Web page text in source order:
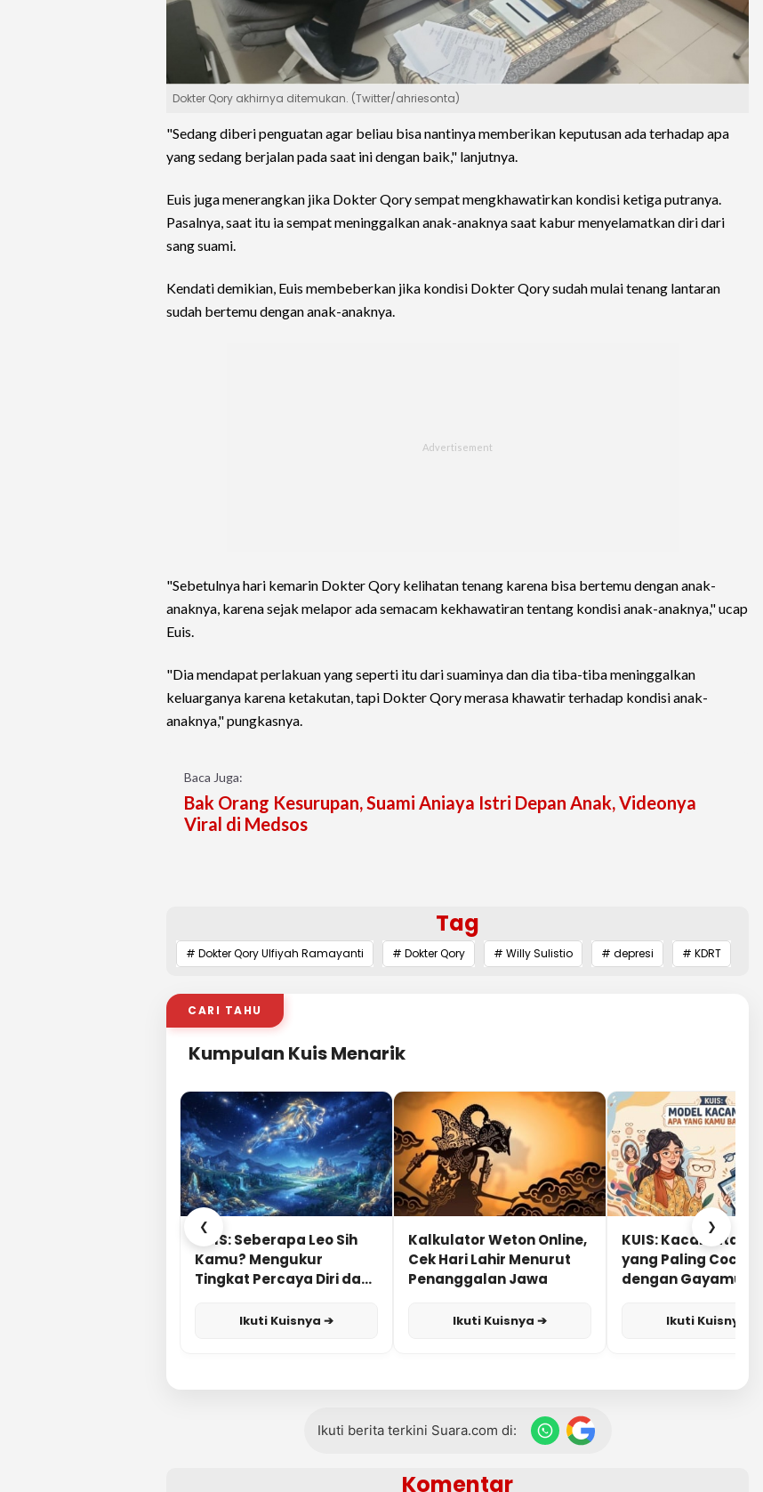
Dokter Qory akhirnya ditemukan. (Twitter/ahriesonta)
"Sedang diberi penguatan agar beliau bisa nantinya memberikan keputusan ada terhadap apa
yang sedang berjalan pada saat ini dengan baik," lanjutnya.
Euis juga menerangkan jika Dokter Qory sempat mengkhawatirkan kondisi ketiga putranya.
Pasalnya, saat itu ia sempat meninggalkan anak-anaknya saat kabur menyelamatkan diri dari
sang suami.
Kendati demikian, Euis membeberkan jika kondisi Dokter Qory sudah mulai tenang lantaran
sudah bertemu dengan anak-anaknya.
"Sebetulnya hari kemarin Dokter Qory kelihatan tenang karena bisa bertemu dengan anak-
anaknya, karena sejak melapor ada semacam kekhawatiran tentang kondisi anak-anaknya," ucap
Euis.
"Dia mendapat perlakuan yang seperti itu dari suaminya dan dia tiba-tiba meninggalkan
keluarganya karena ketakutan, tapi Dokter Qory merasa khawatir terhadap kondisi anak-
anaknya," pungkasnya.
Baca Juga:
Bak Orang Kesurupan, Suami Aniaya Istri Depan Anak, Videonya
Viral di Medsos
Tag
# Dokter Qory Ulfiyah Ramayanti # Dokter Qory # Willy Sulistio # depresi # KDRT
CARI TAHU
Kumpulan Kuis Menarik
❮
KUIS: Seberapa Leo Sih
Kamu? Mengukur
Tingkat Percaya Diri dan
Ikuti Kuisnya ➔
Kalkulator Weton Online,
Cek Hari Lahir Menurut
Penanggalan Jawa
Ikuti Kuisnya ➔
KUIS: Kacamata Apa
yang Paling Cocok
dengan Gayamu?
Ikuti Kuisnya ➔
❯
Ikuti berita terkini Suara.com di:
Komentar